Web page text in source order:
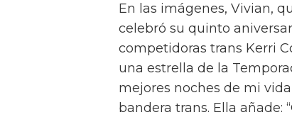
En las imágenes, Vivian,
celebró su quinto
competidoras trans Kerri
una estrella de la
mejores noches de mi
bandera trans. Ella añade: